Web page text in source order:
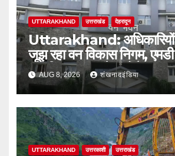
UTTARAKHAND उत्तराखंड देहरादून
Uttarakhand:
जूझ रहा वन विकास निगम,
अतिरिक्त प्रभार के भरोसे
AUG 8, 2026 शंखनादइंडिया
UTTARAKHAND उत्तरकाशी उत्तराखंड